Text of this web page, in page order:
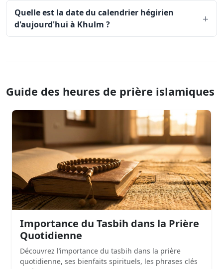
Quelle est la date du calendrier hégirien
d'aujourd'hui à Khulm ?
Guide des heures de prière islamiques
Importance du Tasbih dans la Prière
Quotidienne
Découvrez l’importance du tasbih dans la prière
quotidienne, ses bienfaits spirituels, les phrases clés